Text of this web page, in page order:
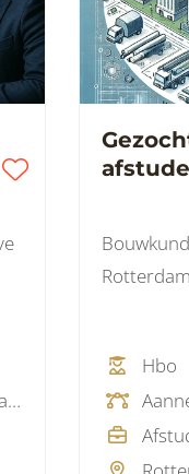
Aannemer, Adviesbureau, Ingenieursbureau
Hbo